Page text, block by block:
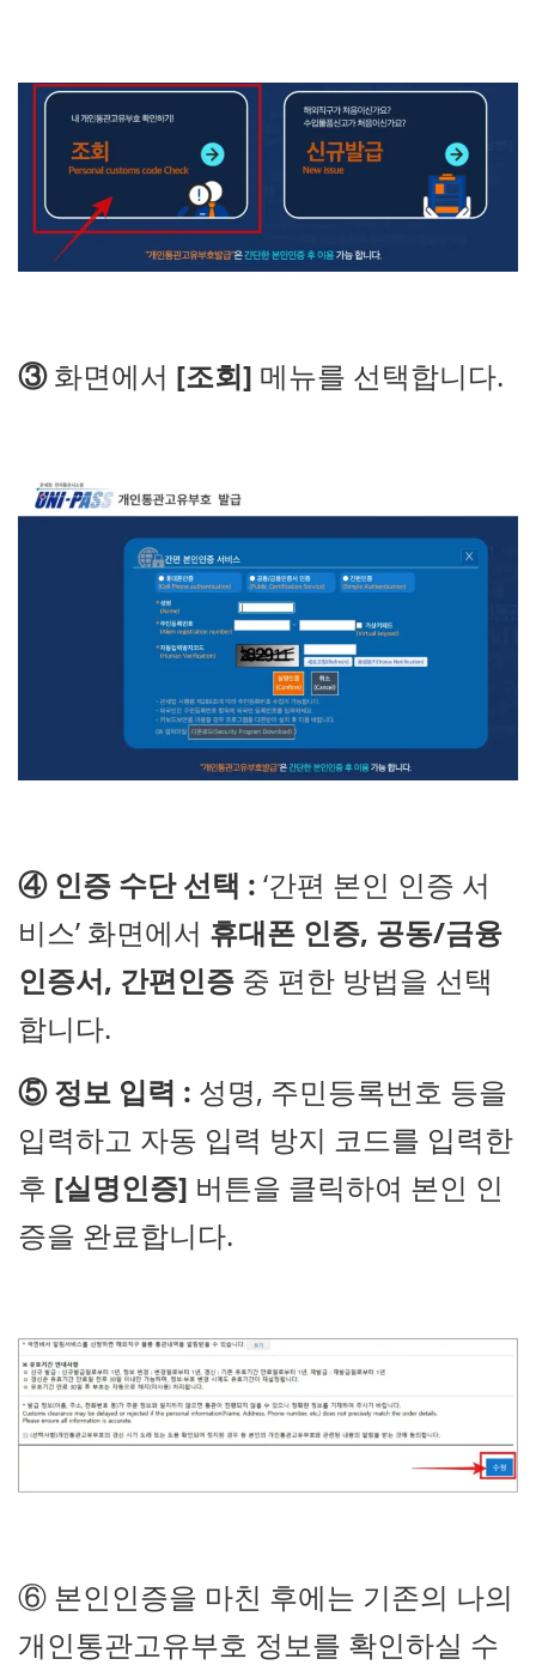
③화면에서 [조회] 메뉴를 선택합니다.
④ 인증 수단 선택 : ‘간편 본인 인증 서
비스’ 화면에서 휴대폰 인증, 공동/금융
인증서, 간편인증 중 편한 방법을 선택
합니다.
⑤ 정보 입력 : 성명, 주민등록번호 등을
입력하고 자동 입력 방지 코드를 입력한
후 [실명인증] 버튼을 클릭하여 본인 인
증을 완료합니다.
⑥ 본인인증을 마친 후에는 기존의 나의
개인통관고유부호 정보를 확인하실 수